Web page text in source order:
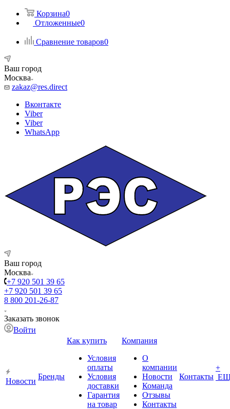
Корзина0
Отложенные0
Сравнение товаров0
Ваш город
Москва
zakaz@res.direct
Вконтакте
Viber
Viber
WhatsApp
Ваш город
Москва
+7 920 501 39 65
+7 920 501 39 65
8 800 201-26-87
Заказать звонок
Войти
Новости
Бренды
Как купить
Условия
оплаты
Условия
доставки
Гарантия
на товар
Компания
О
компании
Новости
Команда
Отзывы
Контакты
Контакты
+